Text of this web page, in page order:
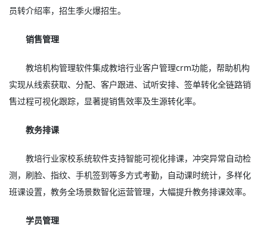
员转介绍率，招生季火爆招生。
销售管理
教培机构管理软件集成教培行业客户管理crm功能，帮助机构
实现从线索获取、分配、客户跟进、试听安排、签单转化全链路销
售过程可视化跟踪，显著提销售效率及生源转化率。
教务排课
教培行业家校系统软件支持智能可视化排课，冲突异常自动检
测，刷脸、指纹、手机签到等多方式考勤，自动课时统计，多样化
班课设置，教务全场景数智化运营管理，大幅提升教务排课效率。
学员管理